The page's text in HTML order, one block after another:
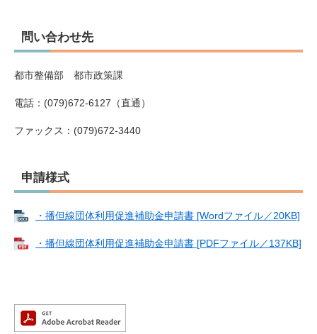
問い合わせ先
都市整備部 都市政策課
電話：(079)672-6127（直通）
ファックス：(079)672-3440
申請様式
・播但線団体利用促進補助金申請書 [Wordファイル／20KB]
・播但線団体利用促進補助金申請書 [PDFファイル／137KB]